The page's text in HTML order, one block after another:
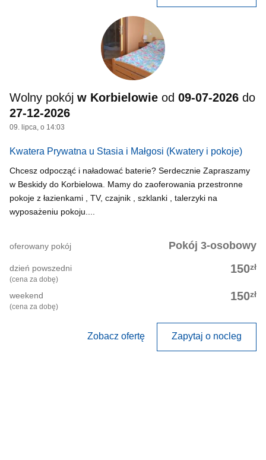
Wolny pokój w Korbielowie od 09-07-2026 do
27-12-2026
09. lipca, o 14:03
Kwatera Prywatna u Stasia i Małgosi (Kwatery i pokoje)
Chcesz odpocząć i naładować baterie? Serdecznie Zapraszamy
w Beskidy do Korbielowa. Mamy do zaoferowania przestronne
pokoje z łazienkami , TV, czajnik , szklanki , talerzyki na
wyposażeniu pokoju....
Pokój 3-osobowy
oferowany pokój
150zł
dzień powszedni
(cena za dobę)
150zł
weekend
(cena za dobę)
Zobacz ofertę Zapytaj o nocleg